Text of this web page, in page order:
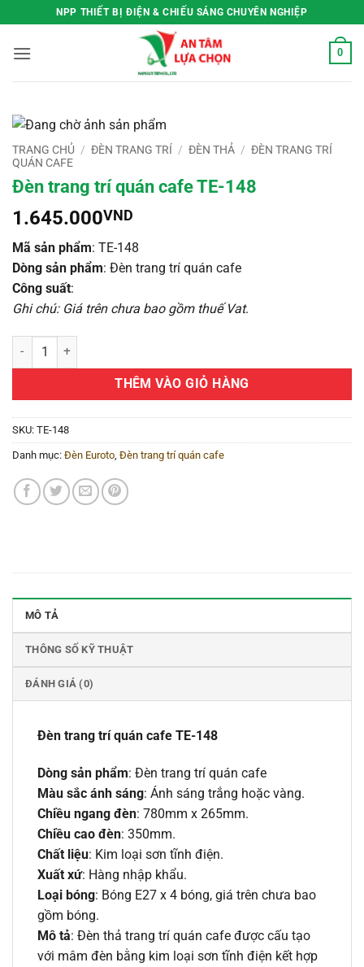
qua
nội
NPP THIẾT BỊ ĐIỆN & CHIẾU SÁNG CHUYÊN NGHIỆP
0
TRANG CHỦ / ĐÈN TRANG TRÍ / ĐÈN THẢ / ĐÈN TRANG TRÍ
QUÁN CAFE
Đèn trang trí quán cafe TE-148
1.645.000VND
Mã sản phẩm: TE-148
Dòng sản phẩm: Đèn trang trí quán cafe
Công suất:
Ghi chú: Giá trên chưa bao gồm thuế Vat.
Đèn trang trí quán cafe TE-148 số lượng
THÊM VÀO GIỎ HÀNG
SKU: TE-148
Danh mục: Đèn Euroto Đèn trang trí quán cafe
MÔ TẢ
THÔNG SỐ KỸ THUẬT
ĐÁNH GIÁ (0)
Đèn trang trí quán cafe TE-148
Dòng sản phẩm: Đèn trang trí quán cafe
Màu sắc ánh sáng: Ánh sáng trắng hoặc vàng.
Chiều ngang đèn: 780mm x 265mm.
Chiều cao đèn: 350mm.
Chất liệu: Kim loại sơn tĩnh điện.
Xuất xứ: Hàng nhập khẩu.
Loại bóng: Bóng E27 x 4 bóng, giá trên chưa bao
gồm bóng.
Mô tả: Đèn thả trang trí quán cafe được cấu tạo
với mâm đèn bằng kim loại sơn tĩnh điện kết hợp